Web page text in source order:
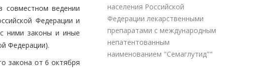
совместном ведении
Федерации и
ними законы и иные
Федерации).
закона от 6 октября
населения Российской
Федерации лекарственными
препаратами с международным
непатентованным
наименованием "Семаглутид""